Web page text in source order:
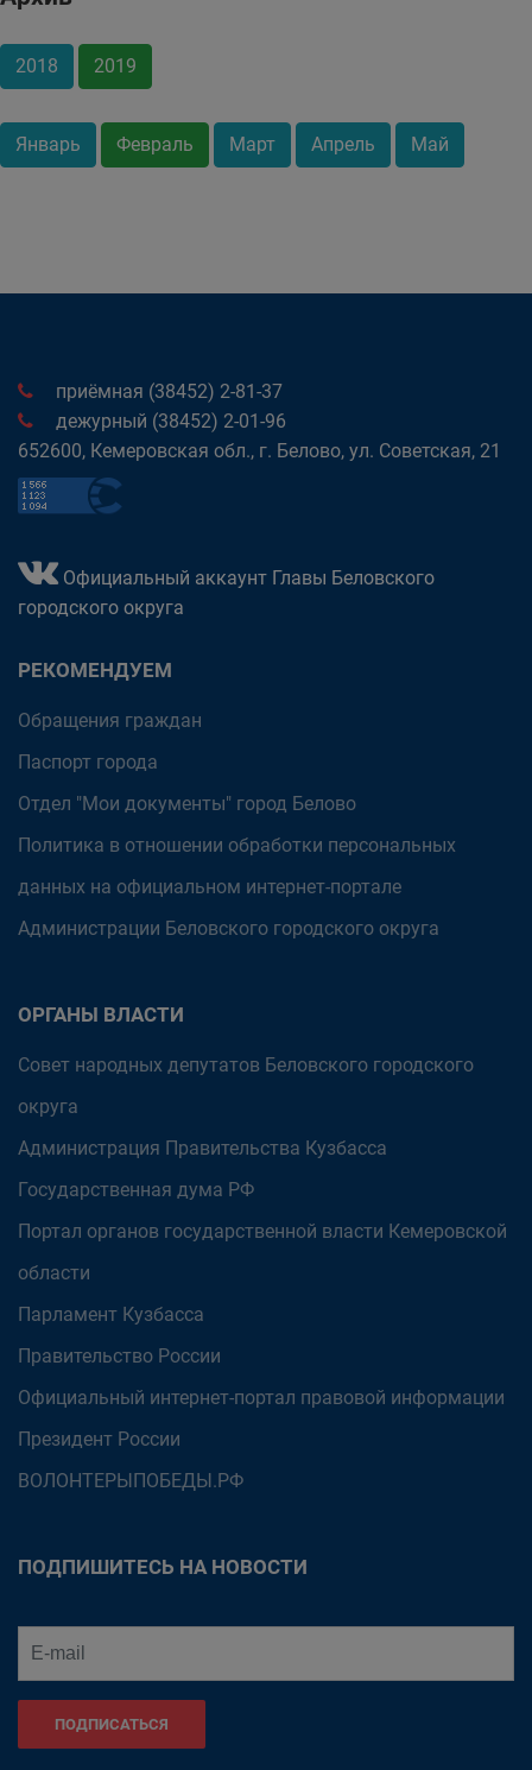
2018 2019
Январь Февраль Март Апрель Май
приёмная (38452) 2-81-37
дежурный (38452) 2-01-96
652600, Кемеровская обл., г. Белово, ул. Советская, 21
Официальный аккаунт Главы Беловского
городского округа
РЕКОМЕНДУЕМ
Обращения граждан
Паспорт города
Отдел "Мои документы" город Белово
Политика в отношении обработки персональных
данных на официальном интернет-портале
Администрации Беловского городского округа
ОРГАНЫ ВЛАСТИ
Совет народных депутатов Беловского городского
округа
Администрация Правительства Кузбасса
Государственная дума РФ
Портал органов государственной власти Кемеровской
области
Парламент Кузбасса
Правительство России
Официальный интернет-портал правовой информации
Президент России
ВОЛОНТЕРЫПОБЕДЫ.РФ
ПОДПИШИТЕСЬ НА НОВОСТИ
ПОДПИСАТЬСЯ